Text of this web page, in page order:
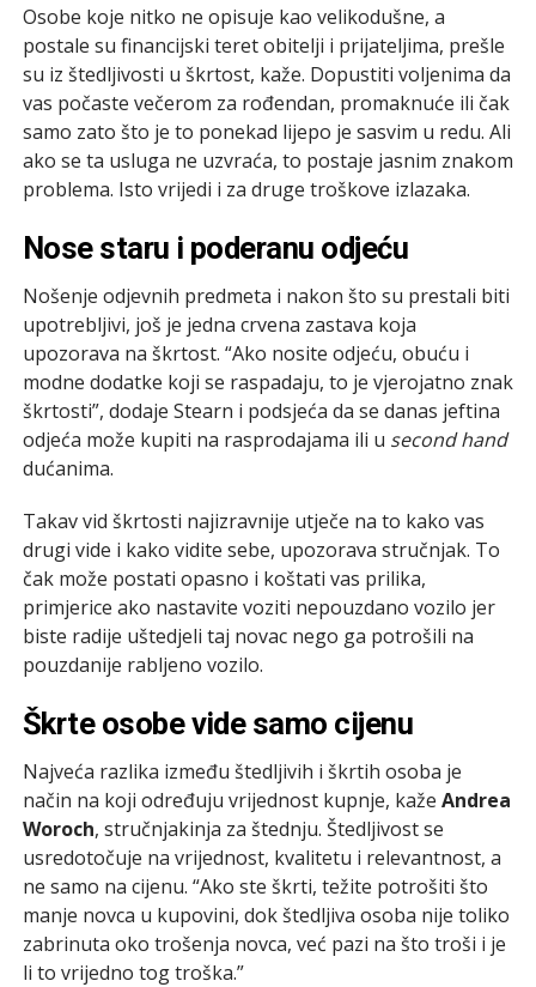
Osobe koje nitko ne opisuje kao velikodušne, a
postale su financijski teret obitelji i prijateljima, prešle
su iz štedljivosti u škrtost, kaže. Dopustiti voljenima da
vas počaste večerom za rođendan, promaknuće ili čak
samo zato što je to ponekad lijepo je sasvim u redu. Ali
ako se ta usluga ne uzvraća, to postaje jasnim znakom
problema. Isto vrijedi i za druge troškove izlazaka.
Nose staru i poderanu odjeću
Nošenje odjevnih predmeta i nakon što su prestali biti
upotrebljivi, još je jedna crvena zastava koja
upozorava na škrtost. “Ako nosite odjeću, obuću i
modne dodatke koji se raspadaju, to je vjerojatno znak
škrtosti”, dodaje Stearn i podsjeća da se danas jeftina
odjeća može kupiti na rasprodajama ili u second hand
dućanima.
Takav vid škrtosti najizravnije utječe na to kako vas
drugi vide i kako vidite sebe, upozorava stručnjak. To
čak može postati opasno i koštati vas prilika,
primjerice ako nastavite voziti nepouzdano vozilo jer
biste radije uštedjeli taj novac nego ga potrošili na
pouzdanije rabljeno vozilo.
Škrte osobe vide samo cijenu
Najveća razlika između štedljivih i škrtih osoba je
način na koji određuju vrijednost kupnje, kaže Andrea
Woroch, stručnjakinja za štednju. Štedljivost se
usredotočuje na vrijednost, kvalitetu i relevantnost, a
ne samo na cijenu. “Ako ste škrti, težite potrošiti što
manje novca u kupovini, dok štedljiva osoba nije toliko
zabrinuta oko trošenja novca, već pazi na što troši i je
li to vrijedno tog troška.”